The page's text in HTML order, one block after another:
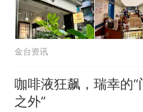
金台资讯
咖啡液狂飙，瑞幸的“
之外”